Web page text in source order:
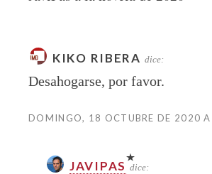
KIKO RIBERA dice:
Desahogarse, por favor.
DOMINGO, 18 OCTUBRE DE 2020
JAVIPAS dice: